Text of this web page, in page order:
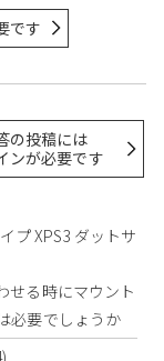
です
の投稿には
ンが必要です
プ XPS3 ダットサ
せる時にマウント
必要でしょうか